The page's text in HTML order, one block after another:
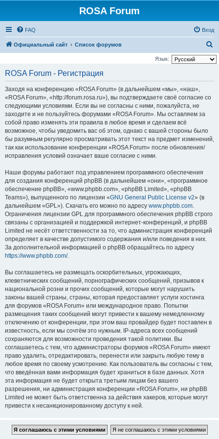
ROSA Forum
FAQ Вход
Официальный сайт Список форумов
о
Язык:
ROSA Forum - Регистрация
Заходя на конференцию «ROSA Forum» (в дальнейшем «мы», «наш»,
«ROSA Forum», «http://forum.rosa.ru»), вы подтверждаете своё согласие со
следующими условиями. Если вы не согласны с ними, пожалуйста, не
заходите и не пользуйтесь форумами «ROSA Forum». Мы оставляем за
собой право изменять эти правила в любое время и сделаем всё
возможное, чтобы уведомить вас об этом, однако с вашей стороны было
бы разумным регулярно просматривать этот текст на предмет изменений,
так как использование конференции «ROSA Forum» после обновления/
исправления условий означает ваше согласие с ними.
Наши форумы работают под управлением программного обеспечения
для создания конференций phpBB (в дальнейшем «они», «программное
обеспечение phpBB», «www.phpbb.com», «phpBB Limited», «phpBB
Teams»), выпущенного по лицензии «GNU General Public License v2» (в
дальнейшем «GPL»). Скачать его можно по адресу www.phpbb.com.
Ограничения лицензии GPL для программного обеспечения phpBB строго
связаны с организацией и поддержкой интернет-конференций, и phpBB
Limited не несёт ответственности за то, что администрация конференций
определяет в качестве допустимого содержания и/или поведения в них.
За дополнительной информацией о phpBB обращайтесь по адресу
https://www.phpbb.com/.
Вы соглашаетесь не размещать оскорбительных, угрожающих,
клеветнических сообщений, порнографических сообщений, призывов к
национальной розни и прочих сообщений, которые могут нарушить
законы вашей страны, страны, которая предоставляет услуги хостинга
для форумов «ROSA Forum» или международное право. Попытки
размещения таких сообщений могут привести к вашему немедленному
отключению от конференции, при этом ваш провайдер будет поставлен в
известность, если мы сочтём это нужным. IP-адреса всех сообщений
сохраняются для возможности проведения такой политики. Вы
соглашаетесь с тем, что администраторы форумов «ROSA Forum» имеют
право удалить, отредактировать, перенести или закрыть любую тему в
любое время по своему усмотрению. Как пользователь вы согласны с тем,
что введённая вами информация будет храниться в базе данных. Хотя
эта информация не будет открыта третьим лицам без вашего
разрешения, ни администрация конференции «ROSA Forum», ни phpBB
Limited не может быть ответственна за действия хакеров, которые могут
привести к несанкционированному доступу к ней.